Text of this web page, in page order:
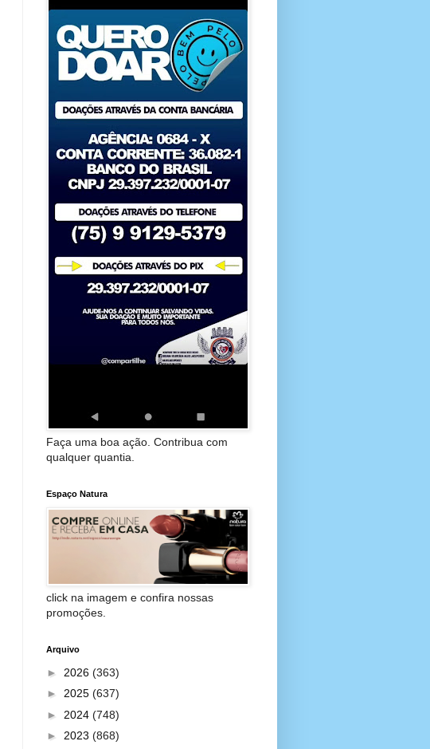
Faça uma boa ação. Contribua com
qualquer quantia.
Espaço Natura
click na imagem e confira nossas
promoções.
Arquivo
► 2026 (363)
► 2025 (637)
► 2024 (748)
► 2023 (868)